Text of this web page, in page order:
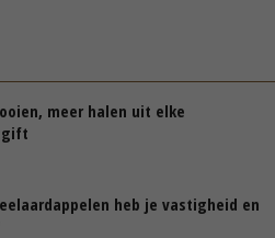
meer halen uit elke
heb je vastigheid en